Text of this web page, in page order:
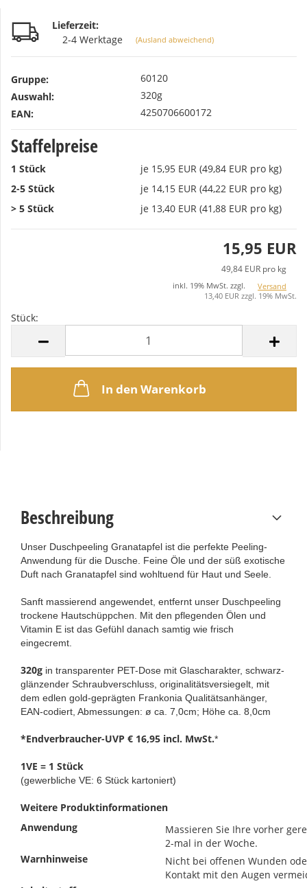
Lieferzeit:
2-4 Werktage
(Ausland abweichend)
Gruppe:
60120
Auswahl:
320g
EAN:
4250706600172
Staffelpreise
1 Stück
je 15,95 EUR (49,84 EUR pro kg)
2-5 Stück
je 14,15 EUR (44,22 EUR pro kg)
> 5 Stück
je 13,40 EUR (41,88 EUR pro kg)
15,95 EUR
49,84 EUR pro kg
inkl. 19% MwSt. zzgl.
Versand
13,40 EUR zzgl. 19% MwSt.
Stück:
In den Warenkorb
Beschreibung
Unser Duschpeeling Granatapfel ist die perfekte Peeling-
Anwendung für die Dusche. Feine Öle und der süß exotische
Duft nach Granatapfel sind wohltuend für Haut und Seele.
Sanft massierend angewendet, entfernt unser Duschpeeling
trockene Hautschüppchen. Mit den pflegenden Ölen und
Vitamin E ist das Gefühl danach samtig wie frisch
eingecremt.
320g in transparenter PET-Dose mit Glascharakter, schwarz-
glänzender Schraubverschluss, originalitätsversiegelt, mit
dem edlen gold-geprägten Frankonia Qualitätsanhänger,
EAN-codiert, Abmessungen: ø ca. 7,0cm; Höhe ca. 8,0cm
*Endverbraucher-UVP € 16,95 incl. MwSt.*
1VE = 1 Stück
(gewerbliche VE: 6 Stück kartoniert)
Weitere Produktinformationen
Anwendung
Massieren Sie Ihre vorher
2-mal in der Woche.
Warnhinweise
Nicht bei offenen Wunden
Kontakt mit den Augen